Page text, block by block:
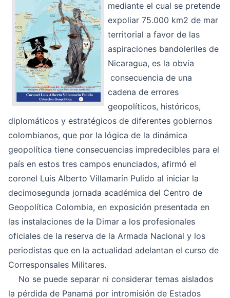
mediante el cual se pretende
expoliar 75.000 km2 de mar
territorial a favor de las
aspiraciones bandoleriles de
Nicaragua, es la obvia
consecuencia de una
cadena de errores
geopolíticos, históricos,
diplomáticos y estratégicos de diferentes gobiernos
colombianos, que por la lógica de la dinámica
geopolítica tiene consecuencias impredecibles para el
país en estos tres campos enunciados, afirmó el
coronel Luis Alberto Villamarín Pulido al iniciar la
decimosegunda jornada académica del Centro de
Geopolítica Colombia, en exposición presentada en
las instalaciones de la Dimar a los profesionales
oficiales de la reserva de la Armada Nacional y los
periodistas que en la actualidad adelantan el curso de
Corresponsales Militares.
No se puede separar ni considerar temas aislados
la pérdida de Panamá por intromisión de Estados